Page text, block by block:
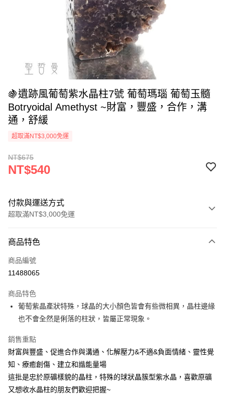
🍇遺跡風葡萄紫水晶柱7號 葡萄瑪瑙 葡萄玉髓
Botryoidal Amethyst ~財富，豐盛，合作，溝
通，舒緩
超取滿NT$3,000免運
NT$675
NT$540
付款與運送方式
超取滿NT$3,000免運
信用卡一次付款
超商取貨付款
Apple Pay
街口支付
悠遊付
ATM付款
商品特色
商品編號
11488065
商品特色
葡萄紫晶產狀特殊，球晶的大小顏色皆會有些微相異，晶柱邊緣
也不會全然是俐落的柱狀，皆屬正常現象。
銷售重點
財富與豐盛、促進合作與溝通、化解壓力&不適&負面情緒、靈性覺
知、療癒創傷、建立和諧能量場
這批是忠於原礦樣貌的晶柱，特殊的球狀晶簇型紫水晶，喜歡原礦
又想收水晶柱的朋友們歡迎把握~